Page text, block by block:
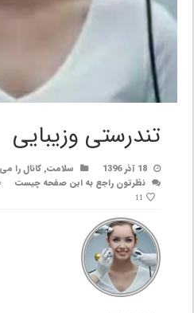
تندرستی وزیبایی
18 آذر 1396 سلامت,کانال را
نظرتون راجع به این صفحه چیست
11